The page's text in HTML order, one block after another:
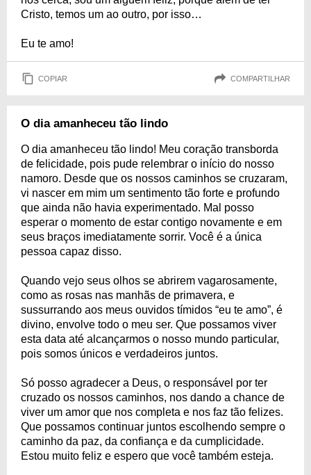
Cristo, temos um ao outro, por isso…
Eu te amo!
COPIAR COMPARTILHAR
O dia amanheceu tão lindo
O dia amanheceu tão lindo! Meu coração transborda
de felicidade, pois pude relembrar o início do nosso
namoro. Desde que os nossos caminhos se cruzaram,
vi nascer em mim um sentimento tão forte e profundo
que ainda não havia experimentado. Mal posso
esperar o momento de estar contigo novamente e em
seus braços imediatamente sorrir. Você é a única
pessoa capaz disso.
Quando vejo seus olhos se abrirem vagarosamente,
como as rosas nas manhãs de primavera, e
sussurrando aos meus ouvidos tímidos “eu te amo”, é
divino, envolve todo o meu ser. Que possamos viver
esta data até alcançarmos o nosso mundo particular,
pois somos únicos e verdadeiros juntos.
Só posso agradecer a Deus, o responsável por ter
cruzado os nossos caminhos, nos dando a chance de
viver um amor que nos completa e nos faz tão felizes.
Que possamos continuar juntos escolhendo sempre o
caminho da paz, da confiança e da cumplicidade.
Estou muito feliz e espero que você também esteja.